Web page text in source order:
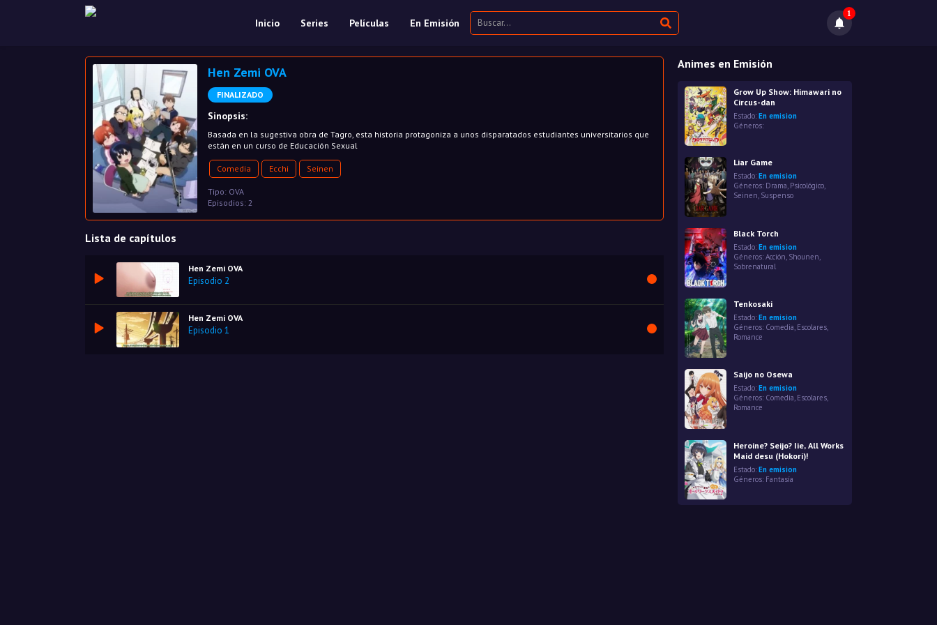
Inicio Series Películas En Emisión
1
Hen Zemi OVA
FINALIZADO
Sinopsis:
Basada en la sugestiva obra de Tagro, esta historia protagoniza a unos disparatados estudiantes universitarios que
están en un curso de Educación Sexual
Comedia Ecchi Seinen
Tipo: OVA
Episodios: 2
Lista de capítulos
Hen Zemi OVA
Episodio 2
Hen Zemi OVA
Episodio 1
Animes en Emisión
Grow Up Show: Himawari no
Circus-dan
Estado: En emision
Géneros:
Liar Game
Estado: En emision
Géneros: Drama, Psicológico
Seinen, Suspenso
Black Torch
Estado: En emision
Géneros: Acción Shounen
Sobrenatural
Tenkosaki
Estado: En emision
Géneros: Comedia, Escolares
Romance
Saijo no Osewa
Estado: En emision
Géneros: Comedia, Escolares
Romance
Heroine? Seijo? Iie, All Works
Maid desu (Hokori)!
Estado: En emision
Géneros: Fantasía